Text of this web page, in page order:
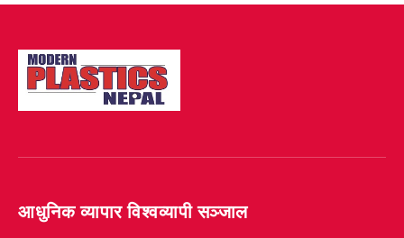
आधुनिक व्यापार विश्वव्यापी सञ्जाल